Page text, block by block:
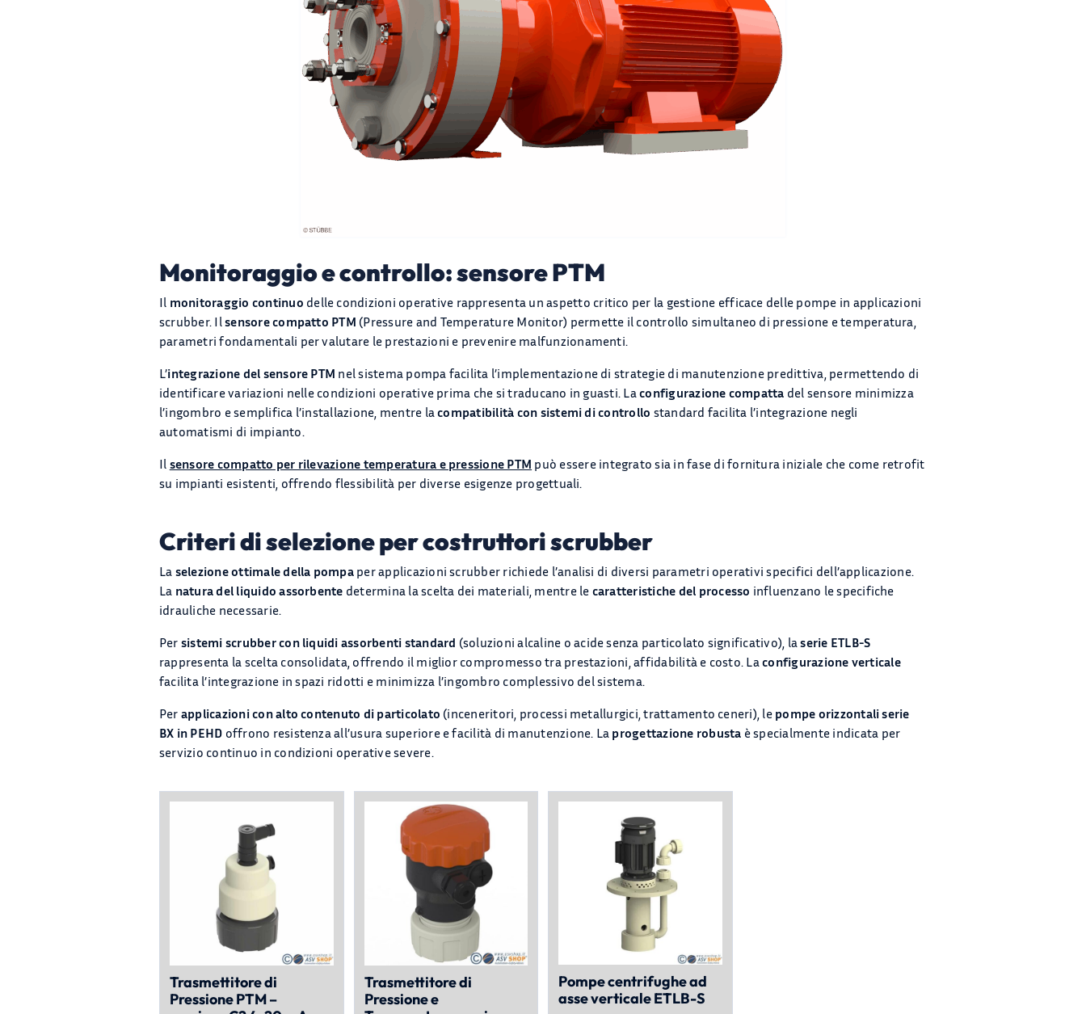
Monitoraggio e controllo: sensore PTM
Il monitoraggio continuo delle condizioni operative rappresenta un aspetto critico per la gestione efficace delle pompe in applicazioni
scrubber. Ilsensore compatto PTM (Pressure and Temperature Monitor) permette il controllo simultaneo di pressione e temperatura,
parametri fondamentali per valutare le prestazioni e prevenire malfunzionamenti.
L’integrazione del sensore PTM nel sistema pompa facilita l’implementazione di strategie di manutenzione predittiva, permettendo di
identificare variazioni nelle condizioni operative prima che si traducano in guasti. Laconfigurazione compatta del sensore minimizza
l’ingombro e semplifica l’installazione, mentre lacompatibilità con sistemi di controllo standard facilita l’integrazione negli
automatismi di impianto.
Il sensore compatto per rilevazione temperatura e pressione PTM può essere integrato sia in fase di fornitura iniziale che come retrofit
su impianti esistenti, offrendo flessibilità per diverse esigenze progettuali.
Criteri di selezione per costruttori scrubber
La selezione ottimale della pompaper applicazioni scrubber richiede l’analisi di diversi parametri operativi specifici dell’applicazione.
La natura del liquido assorbente determina la scelta dei materiali, mentre le caratteristiche del processo influenzano le specifiche
idrauliche necessarie.
Per sistemi scrubber con liquidi assorbenti standard (soluzioni alcaline o acide senza particolato significativo), laserie ETLB-S
rappresenta la scelta consolidata, offrendo il miglior compromesso tra prestazioni, affidabilità e costo. Laconfigurazione verticale
facilita l’integrazione in spazi ridotti e minimizza l’ingombro complessivo del sistema.
Per applicazioni con alto contenuto di particolato (inceneritori, processi metallurgici, trattamento ceneri), le pompe orizzontali serie
BX in PEHD offrono resistenza all’usura superiore e facilità di manutenzione. La progettazione robusta è specialmente indicata per
servizio continuo in condizioni operative severe.
Trasmettitore di
Pressione PTM –
Trasmettitore di
Pressione e
Pompe centrifughe ad
asse verticale ETLB-S